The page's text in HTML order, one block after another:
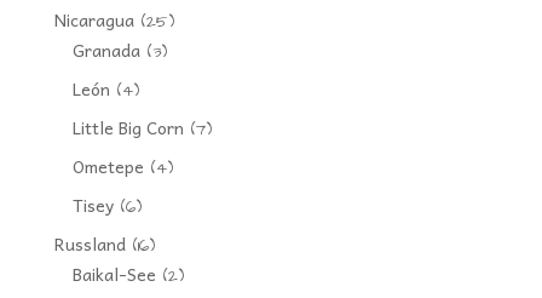
Nicaragua(25)
Granada(3)
León (4)
Little Big Corn (7)
Ometepe (4)
Tisey(6)
Russland(16)
Baikal-See (2)